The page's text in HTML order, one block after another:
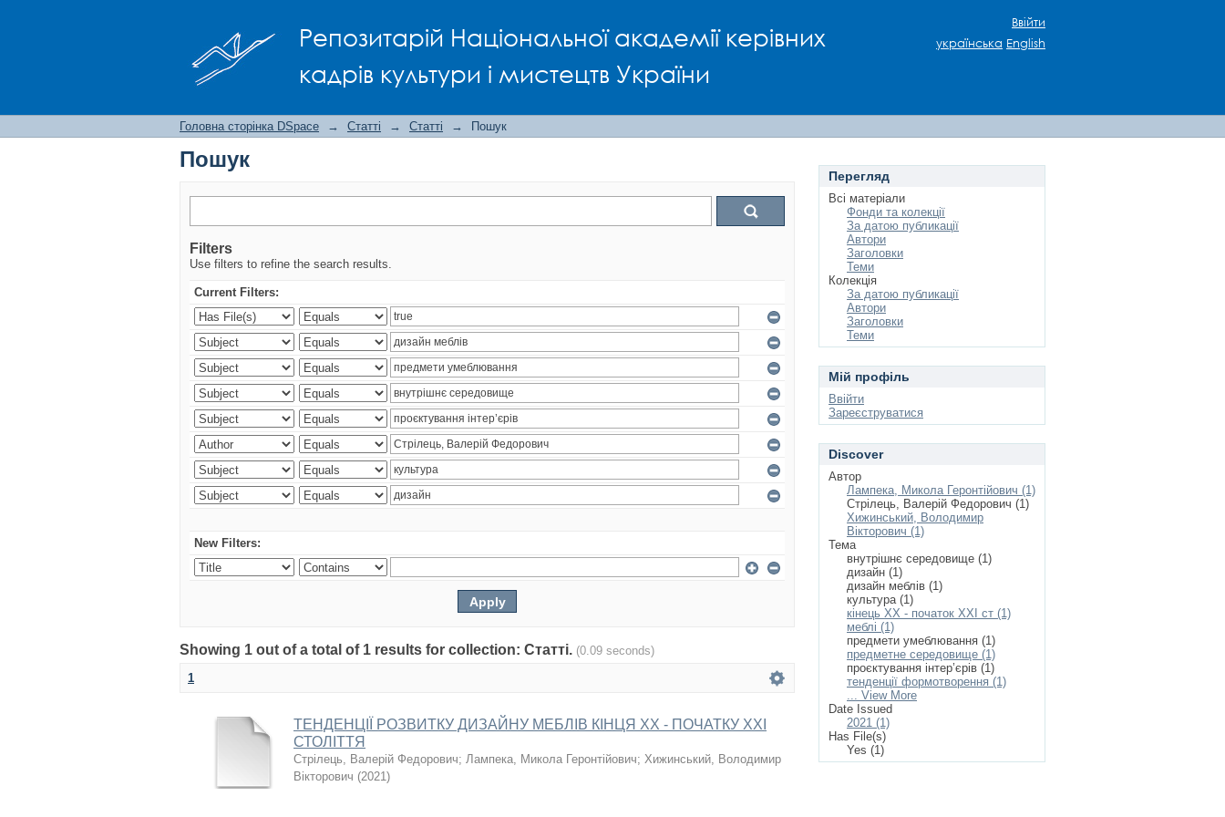
Репозитарій Національної академії керівних
кадрів культури і мистецтв України
Ввійти
українська English
Головна сторінка DSpace → Статті → Статті → Пошук
Пошук
Filters
Use filters to refine the search results.
Current Filters:
New Filters:
Showing 1 out of a total of 1 results for collection: Статті. (0.09 seconds)
1
ТЕНДЕНЦІЇ РОЗВИТКУ ДИЗАЙНУ МЕБЛІВ КІНЦЯ XX - ПОЧАТКУ XXI
СТОЛІТТЯ
Стрілець, Валерій Федорович; Лампека, Микола Геронтійович; Хижинський, Володимир
Вікторович (2021)
Перегляд
Всі матеріали
Фонди та колекції
За датою публикації
Автори
Заголовки
Теми
Колекція
За датою публикації
Автори
Заголовки
Теми
Мій профіль
Ввійти
Зареєструватися
Discover
Автор
Лампека, Микола Геронтійович (1)
Стрілець, Валерій Федорович (1)
Хижинський, Володимир
Вікторович (1)
Тема
внутрішнє середовище (1)
дизайн (1)
дизайн меблів (1)
культура (1)
кінець ХХ - початок ХХІ ст (1)
меблі (1)
предмети умеблювання (1)
предметне середовище (1)
проєктування інтер’єрів (1)
тенденції формотворення (1)
... View More
Date Issued
2021 (1)
Has File(s)
Yes (1)